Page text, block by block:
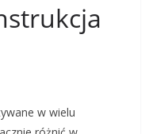
w wielu